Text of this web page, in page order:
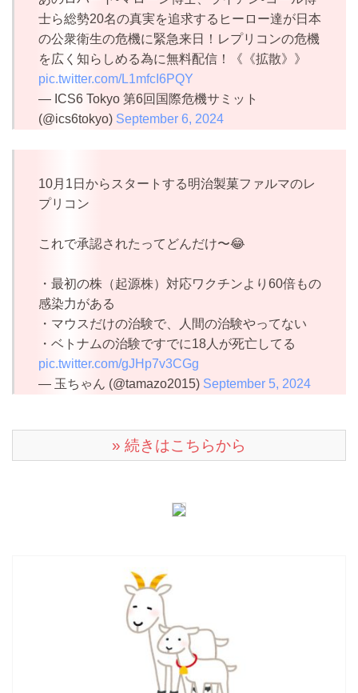
士ら総勢20名の真実を追求するヒーロー達が日本
の公衆衛生の危機に緊急来日！レプリコンの危機
を広く知らしめる為に無料配信！《《拡散》》
pic.twitter.com/L1mfcI6PQY
— ICS6 Tokyo 第6回国際危機サミット
(@ics6tokyo) September 6, 2024
10月1日からスタートする明治製菓ファルマのレ
プリコン
これで承認されたってどんだけ〜😂
・最初の株（起源株）対応ワクチンより60倍もの
感染力がある
・マウスだけの治験で、人間の治験やってない
・ベトナムの治験ですでに18人が死亡してる
pic.twitter.com/gJHp7v3CGg
— 玉ちゃん (@tamazo2015) September 5, 2024
» 続きはこちらから